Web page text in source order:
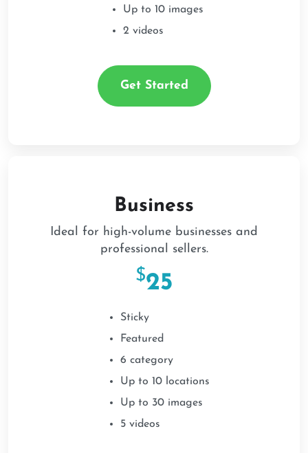
Up to 10 images
2 videos
Get Started
Business
Ideal for high-volume businesses and
professional sellers.
$25
Sticky
Featured
6 category
Up to 10 locations
Up to 30 images
5 videos